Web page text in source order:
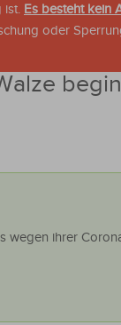
ist. Es besteht kein
oder
wegen ihrer